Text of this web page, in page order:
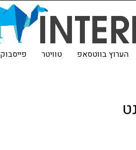
הערוץ בווטסאפ טוויטר פייסבוק